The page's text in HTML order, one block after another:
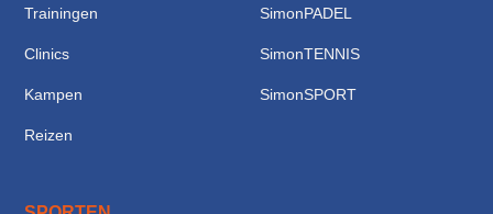
Trainingen
Clinics
Kampen
Reizen
SimonPADEL
SimonTENNIS
SimonSPORT